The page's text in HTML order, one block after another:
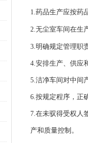
1.药品生产应按药
2.无尘室车间在生
3.明确规定管理职
4.安排生产、供应
5.洁净车间对中间
6.按规定程序，正
7.在未驭得受权人
产和质量控制。